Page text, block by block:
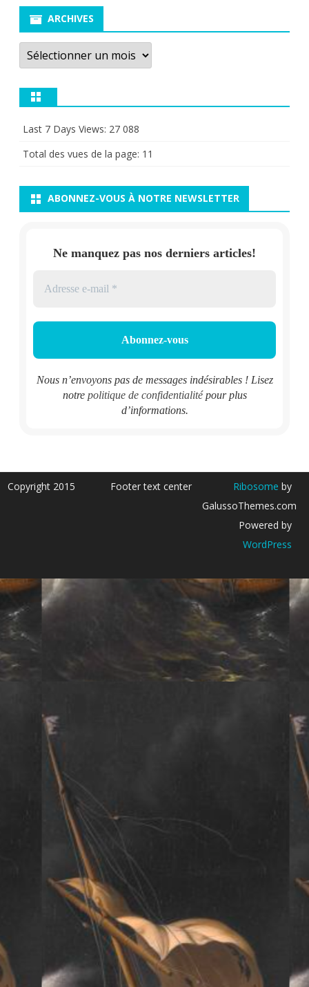
ARCHIVES
Archives
Last 7 Days Views: 27 088
Total des vues de la page: 11
ABONNEZ-VOUS À NOTRE NEWSLETTER
Ne manquez pas nos derniers articles!
Nous n’envoyons pas de messages indésirables ! Lisez
notre politique de confidentialitépour plus
d’informations.
Copyright 2015 Footer text center Ribosome by
GalussoThemes.com
Powered by
WordPress